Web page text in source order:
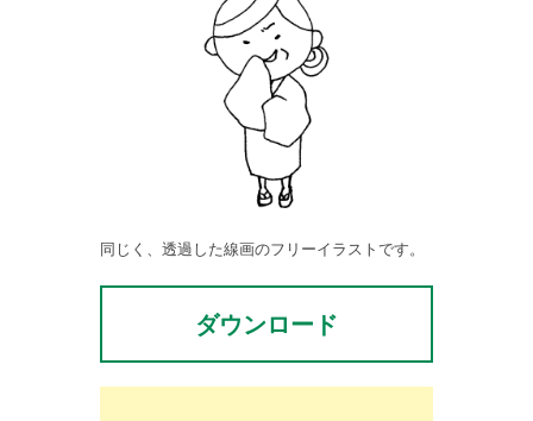
同じく、透過した線画のフリーイラストです。
ダウンロード